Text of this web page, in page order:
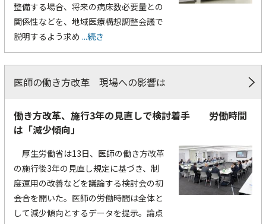
整備する場合、将来の病床数必要量との
関係性などを、地域医療構想調整会議で
説明するよう求め ...続き
医師の働き方改革 現場への影響は
働き方改革、施行3年の見直しで検討着手 労働時間
は「減少傾向」
厚生労働省は13日、医師の働き方改革
の施行後3年の見直し規定に基づき、制
度運用の改善などを議論する検討会の初
会合を開いた。医師の労働時間は全体と
して減少傾向とするデータを提示。論点